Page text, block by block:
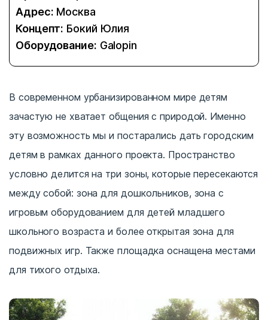
Адрес: Москва
Концепт: Бокий Юлия
Оборудование: Galopin
В современном урбанизированном мире детям
зачастую не хватает общения с природой. Именно
эту возможность мы и постарались дать городским
детям в рамках данного проекта. Пространство
условно делится на три зоны, которые пересекаются
между собой: зона для дошкольников, зона с
игровым оборудованием для детей младшего
школьного возраста и более открытая зона для
подвижных игр. Также площадка оснащена местами
для тихого отдыха.